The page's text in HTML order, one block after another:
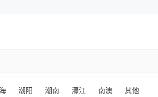
潮阳 潮南 濠江 南澳 其他